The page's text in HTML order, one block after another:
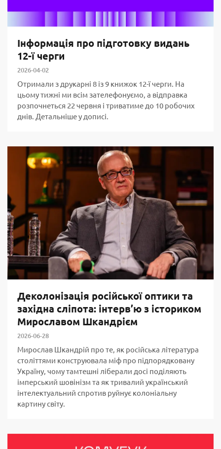
Інформація про підготовку видань
12-ї черги
2026-04-02
Отримали з друкарні 8 із 9 книжок 12-ї черги. На
цьому тижні ми всім зателефонуємо, а відправка
розпочнеться 22 червня і триватиме до 10 робочих
днів. Детальніше у дописі.
Деколонізація російської оптики та
західна сліпота: інтерв’ю з істориком
Мирославом Шкандрієм
2026-06-28
Мирослав Шкандрій про те, як російська література
століттями конструювала міф про підпорядковану
Україну, чому тамтешні ліберали досі поділяють
імперський шовінізм та як тривалий український
інтелектуальний спротив руйнує колоніальну
картину світу.